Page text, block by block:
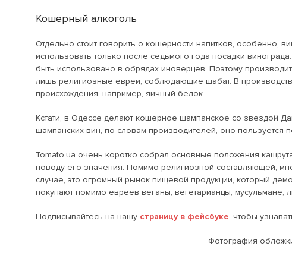
Кошерный алкоголь
Отдельно стоит говорить о кошерности напитков, особенно,
использовать только после седьмого года посадки
быть использовано в обрядах иноверцев. Поэтому
лишь религиозные евреи, соблюдающие шабат. В
происхождения, например, яичный белок.
Кстати, в Одессе делают кошерное шампанское со звездой
шампанских вин, по словам производителей, оно пользуется
Tomato.ua очень коротко собрал основные положения
поводу его значения. Помимо религиозной составляющей,
случае, это огромный рынок пищевой продукции, который
покупают помимо евреев веганы, вегетарианцы, мусульмане,
Подписывайтесь на нашу страницу в фейсбуке, чтобы
Фотография